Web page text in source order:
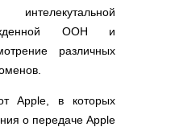
ООН и
различных
Apple, в которых
о передаче Apple